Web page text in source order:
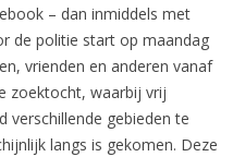
– dan inmiddels met
de politie start op maandag
vrienden en anderen vanaf
zoektocht, waarbij vrij
verschillende gebieden te
langs is gekomen. Deze